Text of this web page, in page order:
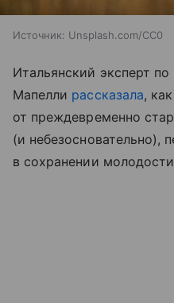
Источник: Unsplash.com/CC0
Итальянский эксперт
Мапелли рассказала,
от преждевременно
(и небезосновательно),
в сохранении